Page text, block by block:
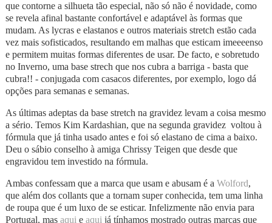
que contorne a silhueta tão especial, não só não é novidade, como
se revela afinal bastante confortável e adaptável às formas que
mudam. As lycras e elastanos e outros materiais stretch estão cada
vez mais sofisticados, resultando em malhas que esticam imeeeenso
e permitem muitas formas diferentes de usar. De facto, e sobretudo
no Inverno, uma base strech que nos cubra a barriga - basta que
cubra!! - conjugada com casacos diferentes, por exemplo, logo dá
opções para semanas e semanas.
As últimas adeptas da base stretch na gravidez levam a coisa mesmo
a sério. Temos Kim Kardashian, que na segunda gravidez voltou à
fórmula que já tinha usado antes e foi só elastano de cima a baixo.
Deu o sábio conselho à amiga Chrissy Teigen que desde que
engravidou tem investido na fórmula.
Ambas confessam que a marca que usam e abusam é aWolford,
que além dos collants que a tornam super conhecida, tem uma linha
de roupa que é um luxo de se esticar. Infelizmente não envia para
Portugal, mas aquie aquijá tínhamos mostrado outras marcas que